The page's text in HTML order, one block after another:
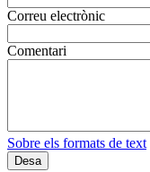
Correu electrònic
Comentari
Sobre els formats de text